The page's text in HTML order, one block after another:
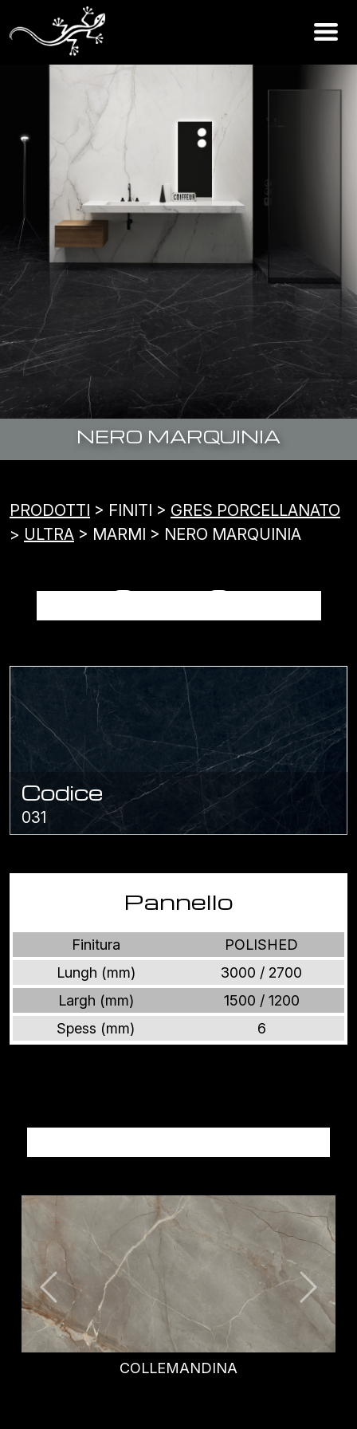
NERO MARQUINIA
PRODOTTI > FINITI > GRES PORCELLANATO
> ULTRA > MARMI > NERO MARQUINIA
NERO MARQUINIA
Codice
031
Pannello
Finitura
POLISHED
Lungh (mm)
3000 / 2700
Largh (mm)
1500 / 1200
Spess (mm)
6
Altri prodotti MARMI
CALATTA VIOLA